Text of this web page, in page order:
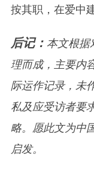
按其职，在爱中
后记： 本文根据
理而成，主要内
际运作记录，未
私及应受访者要
略。愿此文为中
启发。